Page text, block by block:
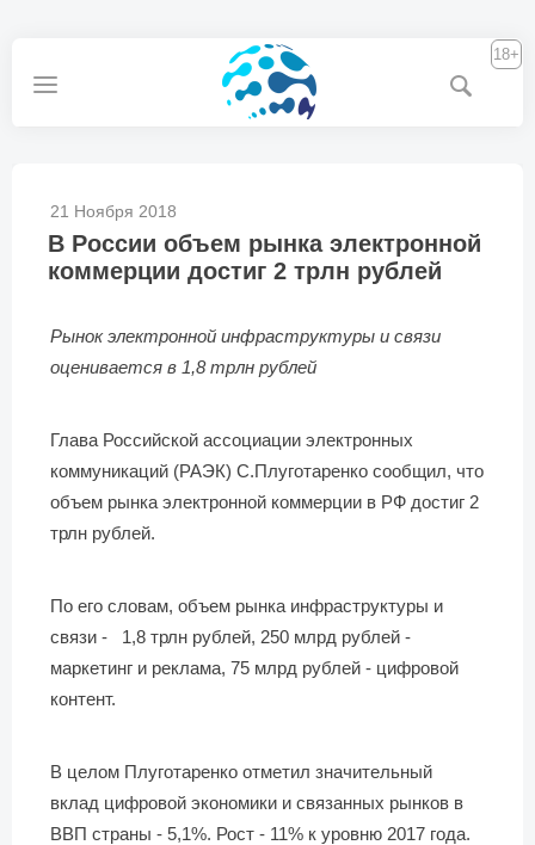
18+
21 Ноября 2018
В России объем рынка электронной
коммерции достиг 2 трлн рублей
Рынок электронной инфраструктуры и связи
оценивается в 1,8 трлн рублей
Глава Российской ассоциации электронных
коммуникаций (РАЭК) С.Плуготаренко сообщил, что
объем рынка электронной коммерции в РФ достиг 2
трлн рублей.
По его словам, объем рынка инфраструктуры и
связи - 1,8 трлн рублей, 250 млрд рублей -
маркетинг и реклама, 75 млрд рублей - цифровой
контент.
В целом Плуготаренко отметил значительный
вклад цифровой экономики и связанных рынков в
ВВП страны - 5,1%. Рост - 11% к уровню 2017 года.